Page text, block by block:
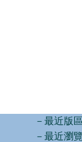
－最近版
－最近瀏